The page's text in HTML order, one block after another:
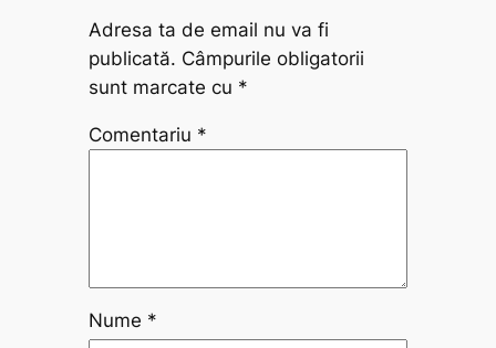
Adresa ta de email nu va fi
publicată. Câmpurile obligatorii
sunt marcate cu *
Comentariu *
Nume *